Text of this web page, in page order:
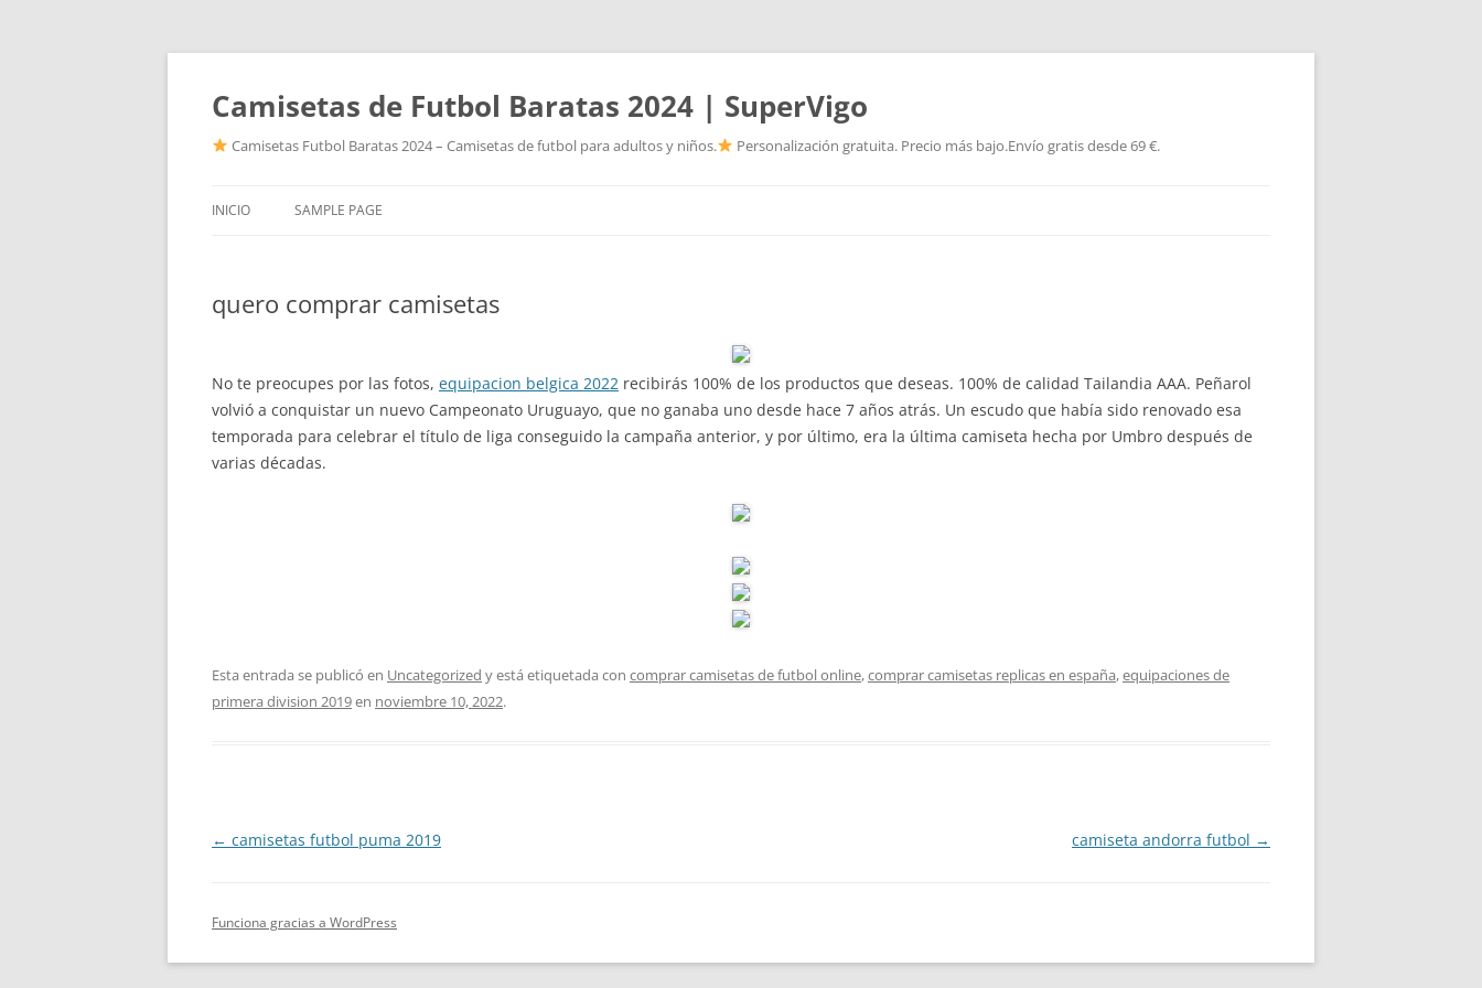
Camisetas de Futbol Baratas 2024 | SuperVigo
Camisetas Futbol Baratas 2024 – Camisetas de futbol para adultos y niños. Personalización gratuita. Precio más bajo.Envío gratis desde 69 €.
INICIO SAMPLE PAGE
quero comprar camisetas
No te preocupes por las fotos, equipacion belgica 2022 recibirás 100% de los productos que deseas. 100% de calidad Tailandia AAA. Peñarol
volvió a conquistar un nuevo Campeonato Uruguayo, que no ganaba uno desde hace 7 años atrás. Un escudo que había sido renovado esa
temporada para celebrar el título de liga conseguido la campaña anterior, y por último, era la última camiseta hecha por Umbro después de
varias décadas.
Esta entrada se publicó en Uncategorized y está etiquetada con comprar camisetas de futbol online,comprar camisetas replicas en españa,equipaciones de
primera division 2019en noviembre 10, 2022.
Navegación
← camisetas futbol puma 2019 camiseta andorra futbol →
Funciona gracias a WordPress